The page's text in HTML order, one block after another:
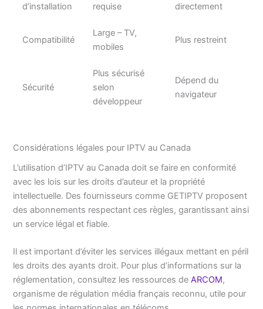
d’installation
requise
directement
Compatibilité
Large – TV,
mobiles
Plus restreint
Sécurité
Plus sécurisé
selon
développeur
Dépend du
navigateur
Considérations légales pour IPTV au Canada
L’utilisation d’IPTV au Canada doit se faire en conformité
avec les lois sur les droits d’auteur et la propriété
intellectuelle. Des fournisseurs comme GETIPTV proposent
des abonnements respectant ces règles, garantissant ainsi
un service légal et fiable.
Il est important d’éviter les services illégaux mettant en péril
les droits des ayants droit. Pour plus d’informations sur la
réglementation, consultez les ressources deARCOM,
organisme de régulation média français reconnu, utile pour